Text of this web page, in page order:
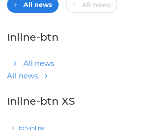
All news All news
Inline-btn
All news
All news
Inline-btn XS
btn-inline